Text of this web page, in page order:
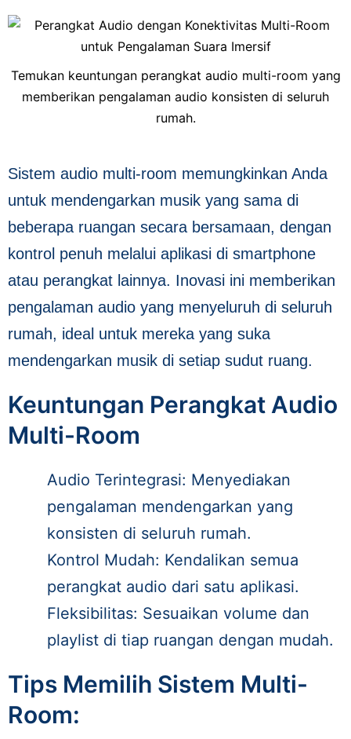
Temukan keuntungan perangkat audio multi-room yang
memberikan pengalaman audio konsisten di seluruh
rumah.
Sistem audio multi-room memungkinkan Anda
untuk mendengarkan musik yang sama di
beberapa ruangan secara bersamaan, dengan
kontrol penuh melalui aplikasi di smartphone
atau perangkat lainnya. Inovasi ini memberikan
pengalaman audio yang menyeluruh di seluruh
rumah, ideal untuk mereka yang suka
mendengarkan musik di setiap sudut ruang.
Keuntungan Perangkat Audio
Multi-Room
Audio Terintegrasi: Menyediakan
pengalaman mendengarkan yang
konsisten di seluruh rumah.
Kontrol Mudah: Kendalikan semua
perangkat audio dari satu aplikasi.
Fleksibilitas: Sesuaikan volume dan
playlist di tiap ruangan dengan mudah.
Tips Memilih Sistem Multi-
Room: